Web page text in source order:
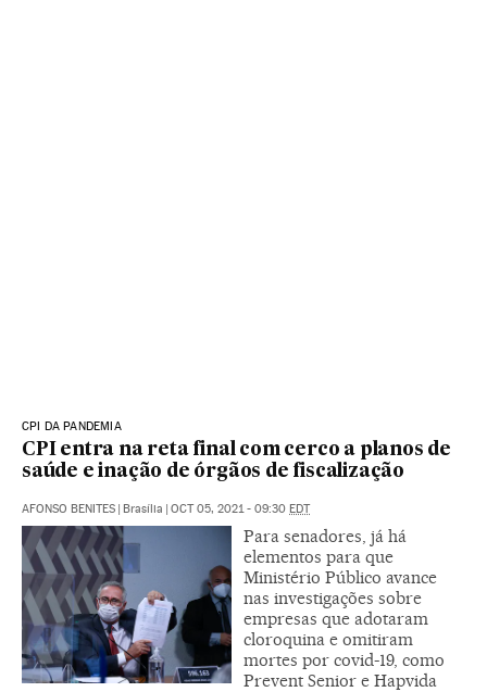
CPI DA PANDEMIA
CPI entra na reta final com cerco a planos de
saúde e inação de órgãos de fiscalização
AFONSO BENITES | Brasília | OCT 05, 2021 - 09:30 EDT
Para senadores, já há
elementos para que
Ministério Público avance
nas investigações sobre
empresas que adotaram
cloroquina e omitiram
mortes por covid-19, como
Prevent Senior e Hapvida